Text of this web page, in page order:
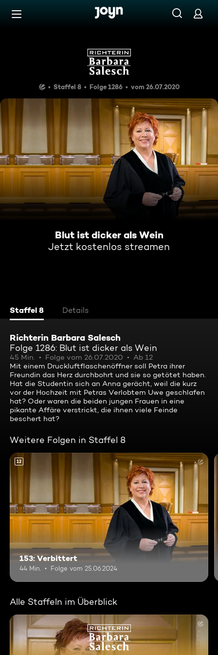
Zum Inhalt springen
Blut ist dicker als Wein
Staffel 8 Folge 1286 vom 26.07.2020
Blut ist dicker als Wein
Jetzt kostenlos streamen
Staffel 8 Details
Richterin Barbara Salesch
Folge 1286: Blut ist dicker als Wein
45 Min. Folge vom 26.07.2020
Ab 12
Mit einem Druckluftflaschenöffner soll Petra ihrer
Freundin das Herz durchbohrt und sie so getötet haben.
Hat die Studentin sich an Anna gerächt, weil die kurz
vor der Hochzeit mit Petras Verlobtem Uwe geschlafen
hat? Oder waren die beiden jungen Frauen in eine
pikante Affäre verstrickt, die ihnen viele Feinde
beschert hat?
Weitere Folgen in Staffel 8
12
153: Verbittert
44 Min. Folge vom 25.06.2024
Alle Staffeln im Überblick